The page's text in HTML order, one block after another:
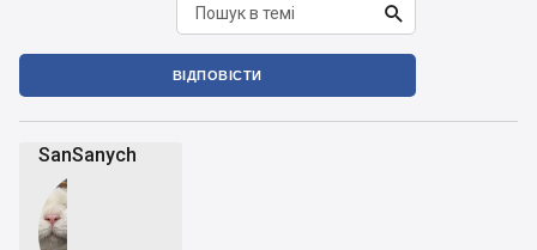

ВІДПОВІСТИ
SanSanych